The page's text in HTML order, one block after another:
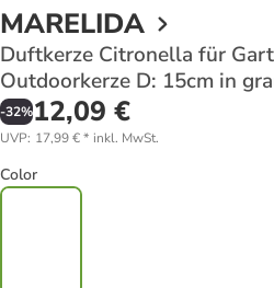
MARELIDA
Duftkerze Citronella für
Outdoorkerze D: 15cm in
-32%12,09 €
UVP: 17,99 €* inkl. MwSt.
Color